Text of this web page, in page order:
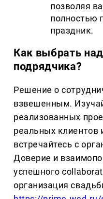
позволяя
полностью
праздник.
Как выбрать
подрядчика?
Решение о
взвешенным.
реализованных
реальных клиентов
встречайтесь с
Доверие и
успешного
организация